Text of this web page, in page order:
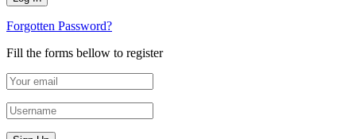
Forgotten Password?
Fill the forms bellow to register